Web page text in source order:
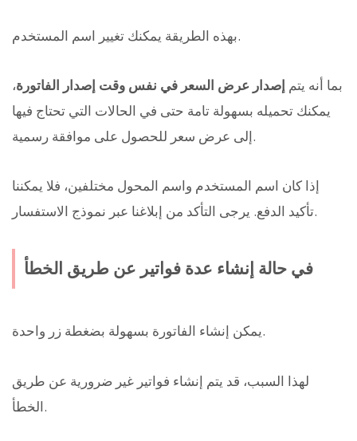
بهذه الطريقة يمكنك تغيير اسم المستخدم.
بما أنه يتم إصدار عرض السعر في نفس وقت إصدار الفاتورة،
يمكنك تحميله بسهولة تامة حتى في الحالات التي تحتاج فيها
إلى عرض سعر للحصول على موافقة رسمية.
إذا كان اسم المستخدم واسم المحول مختلفين، فلا يمكننا
تأكيد الدفع. يرجى التأكد من إبلاغنا عبر نموذج الاستفسار.
في حالة إنشاء عدة فواتير عن طريق الخطأ
يمكن إنشاء الفاتورة بسهولة بضغطة زر واحدة.
لهذا السبب، قد يتم إنشاء فواتير غير ضرورية عن طريق
الخطأ.